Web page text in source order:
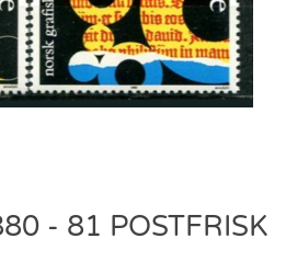
- 81 POSTFRISK